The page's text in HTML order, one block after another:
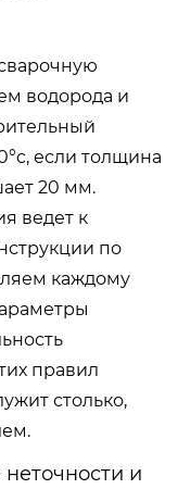
водорода и
если толщина
20 мм.
ведет к
по
каждому
правил
столько,
и